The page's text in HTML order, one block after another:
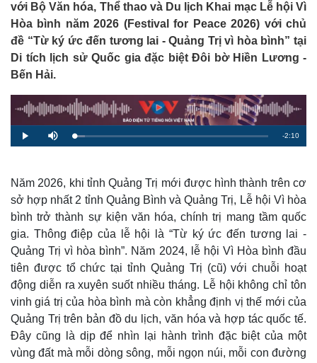
với Bộ Văn hóa, Thể thao và Du lịch Khai mạc Lễ hội Vì
Hòa bình năm 2026 (Festival for Peace 2026) với chủ
đề “Từ ký ức đến tương lai - Quảng Trị vì hòa bình” tại
Di tích lịch sử Quốc gia đặc biệt Đôi bờ Hiền Lương -
Bến Hải.
P
l
M
u
L
o
:
5
.
4
%
R
a
i
n
g
-2:10
Năm 2026, khi tỉnh Quảng Trị mới được hình thành trên cơ
sở hợp nhất 2 tỉnh Quảng Bình và Quảng Trị, Lễ hội Vì hòa
bình trở thành sự kiện văn hóa, chính trị mang tầm quốc
gia. Thông điệp của lễ hội là “Từ ký ức đến tương lai -
Quảng Trị vì hòa bình”. Năm 2024, lễ hội Vì Hòa bình đầu
tiên được tổ chức tại tỉnh Quảng Trị (cũ) với chuỗi hoạt
động diễn ra xuyên suốt nhiều tháng. Lễ hội không chỉ tôn
vinh giá trị của hòa bình mà còn khẳng định vị thế mới của
Quảng Trị trên bản đồ du lịch, văn hóa và hợp tác quốc tế.
Đây cũng là dịp để nhìn lại hành trình đặc biệt của một
vùng đất mà mỗi dòng sông, mỗi ngọn núi, mỗi con đường